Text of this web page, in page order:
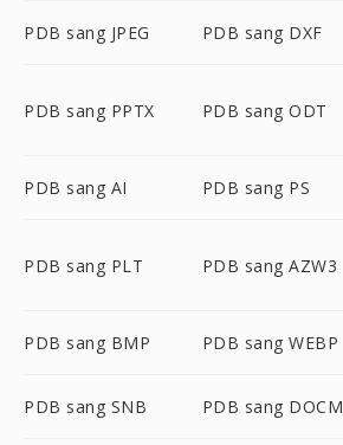
PDB sang JPEG PDB sang DXF
PDB sang PPTX PDB sang ODT
PDB sang AI PDB sang PS
PDB sang PLT PDB sang AZW3
PDB sang BMP PDB sang WEBP
PDB sang SNB PDB sang DOCM